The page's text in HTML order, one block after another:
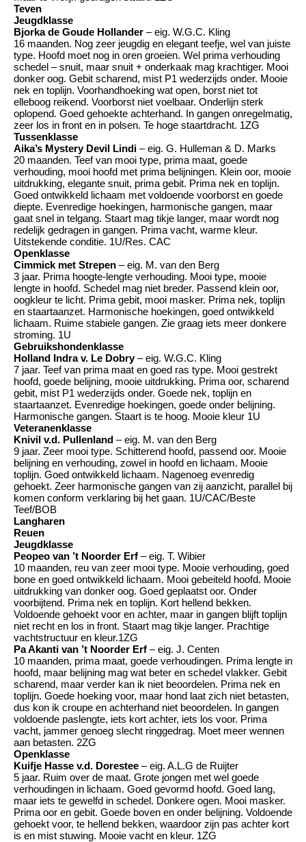
Teven
Jeugdklasse
Bjorka de Goude Hollander – eig. W.G.C. Kling
16 maanden. Nog zeer jeugdig en elegant teefje, wel van juiste
type. Hoofd moet nog in oren groeien. Wel prima verhouding
schedel – snuit, maar snuit + onderkaak mag krachtiger. Mooi
donker oog. Gebit scharend, mist P1 wederzijds onder. Mooie
nek en toplijn. Voorhandhoeking wat open, borst niet tot
elleboog reikend. Voorborst niet voelbaar. Onderlijn sterk
oplopend. Goed gehoekte achterhand. In gangen onregelmatig,
zeer los in front en in polsen. Te hoge staartdracht. 1ZG
Tussenklasse
Aika’s Mystery Devil Lindi – eig. G. Hulleman & D. Marks
20 maanden. Teef van mooi type, prima maat, goede
verhouding, mooi hoofd met prima belijningen. Klein oor, mooie
uitdrukking, elegante snuit, prima gebit. Prima nek en toplijn.
Goed ontwikkeld lichaam met voldoende voorborst en goede
diepte. Evenredige hoekingen, harmonische gangen, maar
gaat snel in telgang. Staart mag tikje langer, maar wordt nog
redelijk gedragen in gangen. Prima vacht, warme kleur.
Uitstekende conditie. 1U/Res. CAC
Openklasse
Cimmick met Strepen – eig. M. van den Berg
3 jaar. Prima hoogte-lengte verhouding. Mooi type, mooie
lengte in hoofd. Schedel mag niet breder. Passend klein oor,
oogkleur te licht. Prima gebit, mooi masker. Prima nek, toplijn
en staartaanzet. Harmonische hoekingen, goed ontwikkeld
lichaam. Ruime stabiele gangen. Zie graag iets meer donkere
stroming. 1U
Gebruikshondenklasse
Holland Indra v. Le Dobry– eig. W.G.C. Kling
7 jaar. Teef van prima maat en goed ras type. Mooi gestrekt
hoofd, goede belijning, mooie uitdrukking. Prima oor, scharend
gebit, mist P1 wederzijds onder. Goede nek, toplijn en
staartaanzet. Evenredige hoekingen, goede onder belijning.
Harmonische gangen. Staart is te hoog. Mooie kleur 1U
Veteranenklasse
Knivil v.d. Pullenland – eig. M. van den Berg
9 jaar. Zeer mooi type. Schitterend hoofd, passend oor. Mooie
belijning en verhouding, zowel in hoofd en lichaam. Mooie
toplijn. Goed ontwikkeld lichaam. Nagenoeg evenredig
gehoekt. Zeer harmonische gangen van zij aanzicht, parallel bij
komen conform verklaring bij het gaan. 1U/CAC/Beste
Teef/BOB
Langharen
Reuen
Jeugdklasse
Peopeo van ’t Noorder Erf – eig. T. Wibier
10 maanden, reu van zeer mooi type. Mooie verhouding, goed
bone en goed ontwikkeld lichaam. Mooi gebeiteld hoofd. Mooie
uitdrukking van donker oog. Goed geplaatst oor. Onder
voorbijtend. Prima nek en toplijn. Kort hellend bekken.
Voldoende gehoekt voor en achter, maar in gangen blijft toplijn
niet recht en los in front. Staart mag tikje langer. Prachtige
vachtstructuur en kleur.1ZG
Pa Akanti van ’t Noorder Erf – eig. J. Centen
10 maanden, prima maat, goede verhoudingen. Prima lengte in
hoofd, maar belijning mag wat beter en schedel vlakker. Gebit
scharend, maar verder kan ik niet beoordelen. Prima nek en
toplijn. Goede hoeking voor, maar hond laat zich niet betasten,
dus kon ik croupe en achterhand niet beoordelen. In gangen
voldoende paslengte, iets kort achter, iets los voor. Prima
vacht, jammer genoeg slecht ringgedrag. Moet meer wennen
aan betasten. 2ZG
Openklasse
Kuifje Hasse v.d. Dorestee – eig. A.L.G de Ruijter
5 jaar. Ruim over de maat. Grote jongen met wel goede
verhoudingen in lichaam. Goed gevormd hoofd. Goed lang,
maar iets te gewelfd in schedel. Donkere ogen. Mooi masker.
Prima oor en gebit. Goede boven en onder belijning. Voldoende
gehoekt voor, te hellend bekken, waardoor zijn pas achter kort
is en mist stuwing. Mooie vacht en kleur. 1ZG